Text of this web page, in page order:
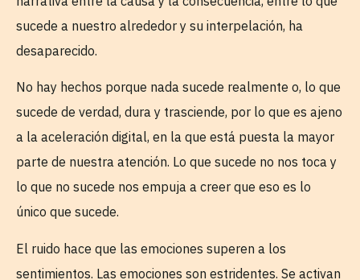
sucede a nuestro alrededor y su interpelación, ha
desaparecido.
No hay hechos porque nada sucede realmente o, lo que
sucede de verdad, dura y trasciende, por lo que es ajeno
a la aceleración digital, en la que está puesta la mayor
parte de nuestra atención. Lo que sucede no nos toca y
lo que no sucede nos empuja a creer que eso es lo
único que sucede.
El ruido hace que las emociones superen a los
sentimientos. Las emociones son estridentes. Se activan